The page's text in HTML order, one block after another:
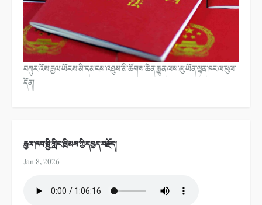
བཀུར་འོས་རྒྱལ་ཡོངས་མི་དམངས་འཐུས་མི་ཚོགས་ཆེན་རྒྱུན་ལས་ཨུ་ཡོན་ལྷན་ཁང་ལ་ཕུལ་
དོན།
རྒྱལ་ཁབ་སྤྱི་གླིང་ཁྲིམས་ཀྱི་དཔྱད་བརྗོད།
Jan 8, 2026